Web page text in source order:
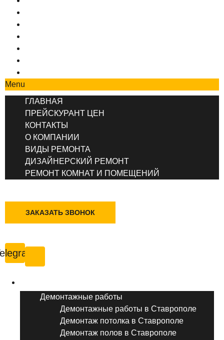
Menu
ГЛАВНАЯ
ПРЕЙСКУРАНТ ЦЕН
КОНТАКТЫ
О КОМПАНИИ
ВИДЫ РЕМОНТА
ДИЗАЙНЕРСКИЙ РЕМОНТ
РЕМОНТ КОМНАТ И ПОМЕЩЕНИЙ
ЗАКАЗАТЬ ЗВОНОК
Демонтажные работы
Демонтажные работы в Ставрополе
Демонтаж потолка в Ставрополе
Демонтаж полов в Ставрополе